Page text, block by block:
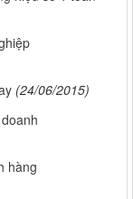
(24/06/2015)
hàng